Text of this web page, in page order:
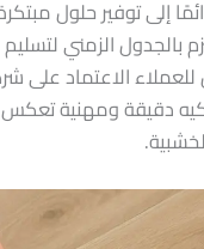
إلى توفير حلول
بالجدول الزمني
الاعتماد على
دقيقة ومهنية